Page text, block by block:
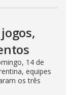
14 de
equipes
os três